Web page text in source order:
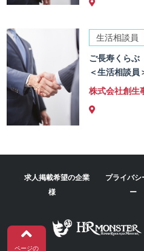
生活相談員
ご長寿くら
＜生活相談員
株式会社創生
ページの
求人掲載希望の企業
様
プライバ
ー